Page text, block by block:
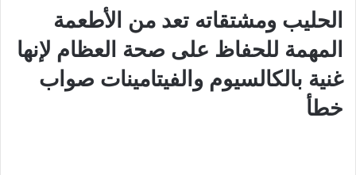
الحليب ومشتقاته تعد من الأطعمة
المهمة للحفاظ على صحة العظام لإنها
غنية بالكالسيوم والفيتامينات صواب
خطأ